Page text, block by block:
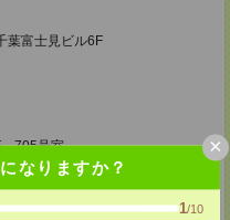
なりますか？
1/10
×
葉富士見ビル6F
705号室